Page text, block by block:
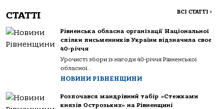
СТАТТІ ВСІ СТАТТІ >
Рівненська обласна організації Національної
спілки письменників України відзначила своє
40-річчя
Урочисті збори із нагоди 40-річчя Рівненської
обласної...
НОВИНИ РІВНЕНЩИНИ
Розпочався мандрівний табір «Стежками
князів Острозьких» на Рівненщині